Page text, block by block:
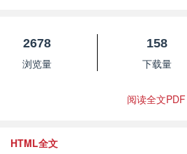
2678
浏览量
158
下载量
阅读全文PDF
HTML全文